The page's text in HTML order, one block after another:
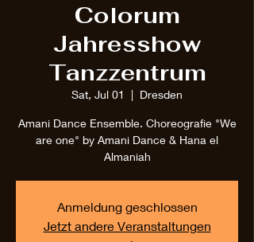
Colorum
Jahresshow
Tanzzentrum
Sat, Jul 01
  |
Dresden
Amani Dance Ensemble. Choreografie "We
are one" by Amani Dance & Hana el
Almaniah
Anmeldung geschlossen
Jetzt andere Veranstaltungen